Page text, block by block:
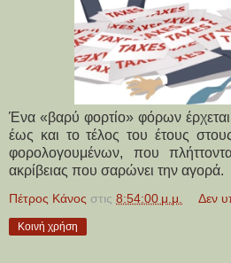
Ένα «βαρύ φορτίο» φόρων
έως και το τέλος του έτους
φορολογουμένων, που
ακρίβειας που σαρώνει την αγορά.
Πέτρος Κάνος στις 8:54:00 μ.μ. Δεν
Κοινή χρήση